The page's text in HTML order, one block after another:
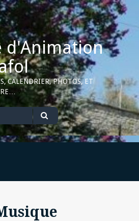
d'Animation
CALENDRIER, PHOTOS, ET
Search